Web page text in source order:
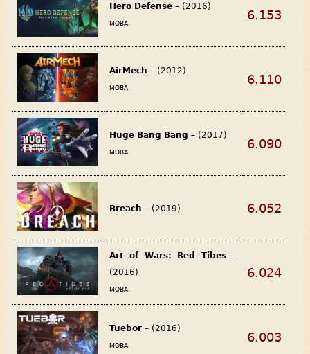
Hero Defense – (2016)
MOBA
6.153
AirMech – (2012)
MOBA
6.110
Huge Bang Bang – (2017)
MOBA
6.090
Breach – (2019) 6.052
Art of Wars: Red Tibes–
(2016)
MOBA
6.024
Tuebor – (2016)
MOBA
6.003